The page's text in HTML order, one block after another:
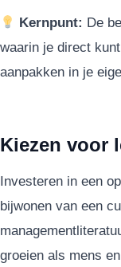
Kernpunt: De
waarin je direct
aanpakken in je
Kiezen voor
Investeren in een
bijwonen van een
groeien als mens